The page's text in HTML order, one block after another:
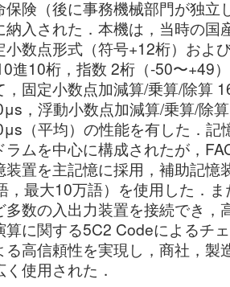
保険（後に事務機械部門が独立
納入された．本機は，当時の国
小数点形式（符号+12桁）およ
進10桁，指数 2桁（-50〜+49
，固定小数点加減算/乗算/除算
，浮動小数点加減算/乗算/除
（平均）の性能を有した．記
ラムを中心に構成されたが，
装置を主記憶に採用，補助記憶
，最大10万語）を使用した．
多数の入出力装置を接続でき，
算に関する5C2 Codeによるチ
る高信頼性を実現し，商社，製
使用された．